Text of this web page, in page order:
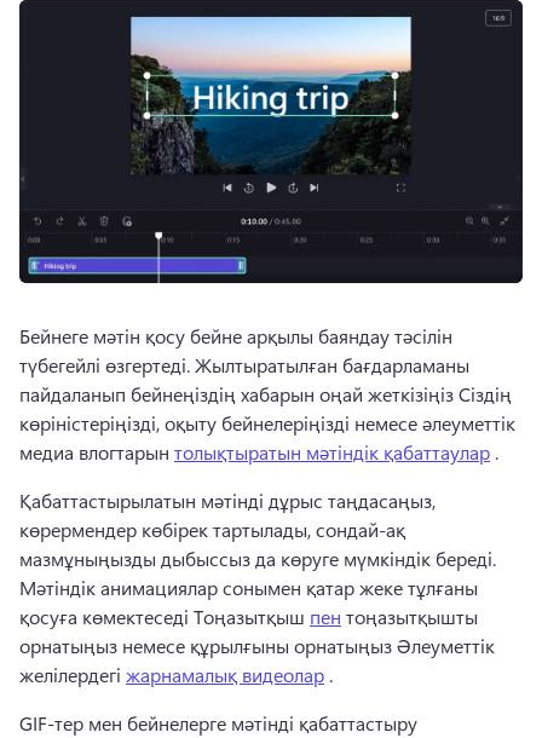
Бейнеге мәтін қосу бейне арқылы баяндау тәсілін
түбегейлі өзгертеді. Жылтыратылған бағдарламаны
пайдаланып бейнеңіздің хабарын оңай жеткізіңіз Сіздің
көріністеріңізді, оқыту бейнелеріңізді немесе әлеуметтік
медиа влогтарын толықтыратын мәтіндік қабаттаулар .
Қабаттастырылатын мәтінді дұрыс таңдасаңыз,
көрермендер көбірек тартылады, сондай-ақ
мазмұныңызды дыбыссыз да көруге мүмкіндік береді.
Мәтіндік анимациялар сонымен қатар жеке тұлғаны
қосуға көмектеседі Тоңазытқыш пен тоңазытқышты
орнатыңыз немесе құрылғыны орнатыңыз Әлеуметтік
желілердегі жарнамалық видеолар .
GIF-тер мен бейнелерге мәтінді қабаттастыру